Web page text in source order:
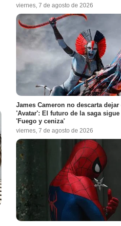
viernes, 7 de agosto de 2026
James Cameron no descarta
'Avatar': El futuro de la saga
'Fuego y ceniza'
viernes, 7 de agosto de 2026